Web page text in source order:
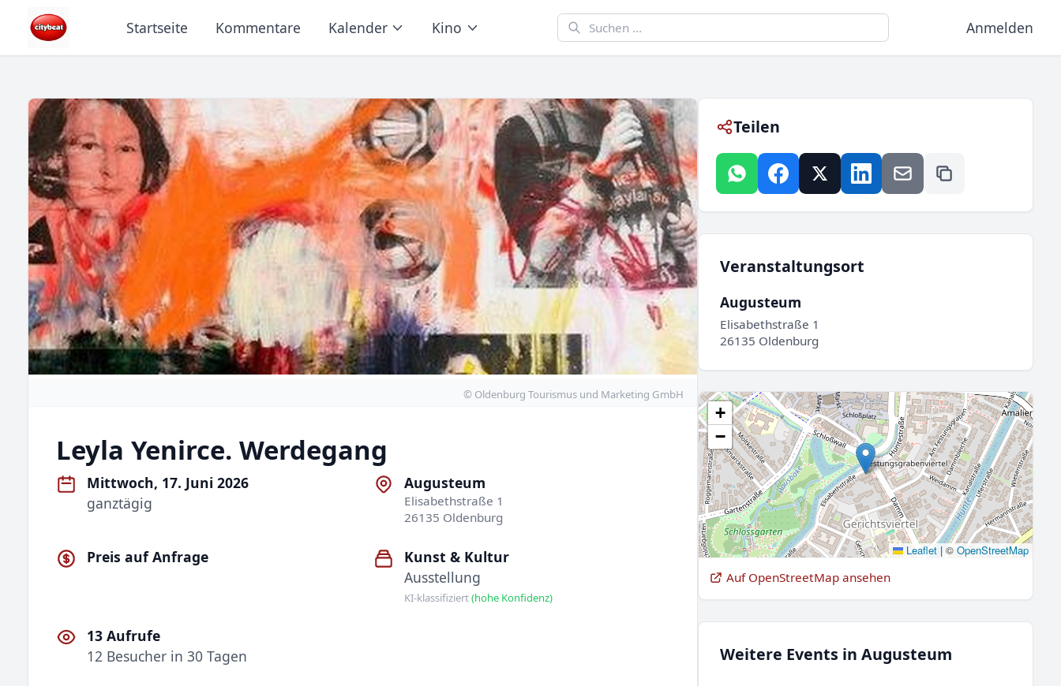
Startseite Kommentare Kalender Kino Anmelden
© Oldenburg Tourismus und Marketing GmbH
Leyla Yenirce. Werdegang
Mittwoch, 17. Juni 2026
ganztägig
Augusteum
Elisabethstraße 1
26135 Oldenburg
Preis auf Anfrage
Kunst & Kultur
Ausstellung
KI-klassifiziert(hohe Konfidenz)
13 Aufrufe
12 Besucher in 30 Tagen
Teilen
Veranstaltungsort
Augusteum
Elisabethstraße 1
26135 Oldenburg
+
−
Leaflet |© OpenStreetMap
Auf OpenStreetMap ansehen
Weitere Events in Augusteum